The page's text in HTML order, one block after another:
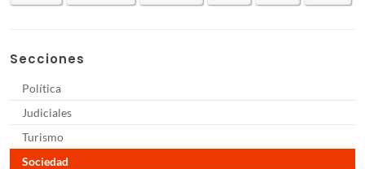
Secciones
Política
Judiciales
Turismo
Sociedad